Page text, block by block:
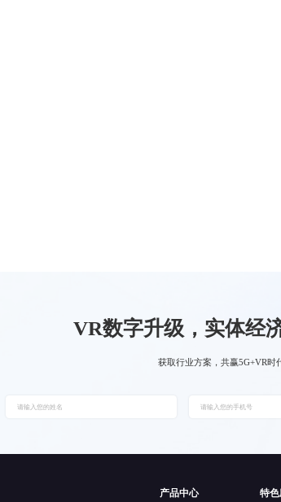
VR数字升级，实体经
获取行业方案，共赢5G+VR时
产品中心 特